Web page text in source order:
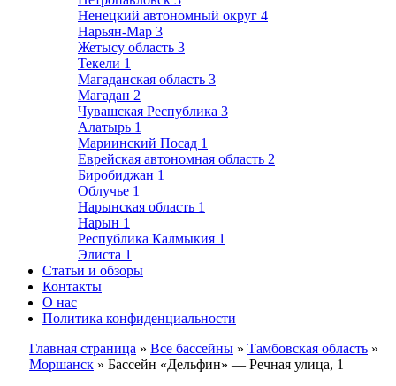
Ненецкий автономный округ 4
Нарьян-Мар 3
Жетысу область 3
Текели 1
Магаданская область 3
Магадан 2
Чувашская Республика 3
Алатырь 1
Мариинский Посад 1
Еврейская автономная область 2
Биробиджан 1
Облучье 1
Нарынская область 1
Нарын 1
Республика Калмыкия 1
Элиста 1
Статьи и обзоры
Контакты
О нас
Политика конфиденциальности
Главная страница » Все бассейны » Тамбовская область »
Моршанск » Бассейн «Дельфин» — Речная улица, 1